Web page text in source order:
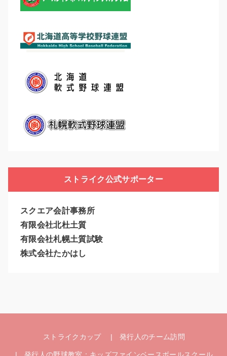
ストライク公式サポーター
スクエア会計事務所
有限会社北杜土質
有限会社札幌土質試験
株式会社たかはし
ストライクカップ 発行人のチーム訪問